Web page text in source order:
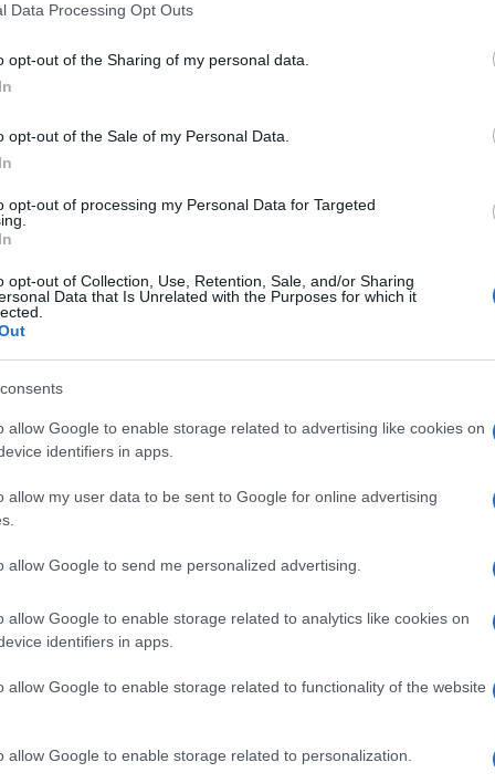
Data Processing Opt Outs
opt-out of the Sharing of my personal data.
opt-out of the Sale of my Personal Data.
opt-out of processing my Personal Data for Targeted
opt-out of Collection, Use, Retention, Sale, and/or Sharing
Data that Is Unrelated with the Purposes for which it
allow Google to enable storage related to advertising like cookies on
identifiers in apps.
allow my user data to be sent to Google for online advertising
allow Google to send me personalized advertising.
allow Google to enable storage related to analytics like cookies on
identifiers in apps.
allow Google to enable storage related to functionality of the website
allow Google to enable storage related to personalization.
presidente dell’Al
ed ex presidente della Lega Saudita, ha
dopo che la società aveva accumulato un
secondo quanto stimato da “Arriydiyah”. La
anni ha spinto il
Safwan Al-Suwaiket , sciogliendo anche il
gestione del club. Dopo questi fatti Al
come presidente di Al-Nasr,